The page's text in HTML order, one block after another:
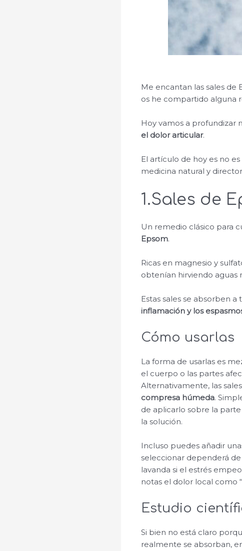
Me encantan las sales de
os he compartido alguna
Hoy vamos a profundizar
el dolor articular.
El artículo de hoy es no
medicina natural y
1.Sales de
Un remedio clásico para
Epsom.
Ricas en magnesio y
obtenían hirviendo aguas
Estas sales se absorben a
inflamación y los
Cómo usarlas
La forma de usarlas es
el cuerpo o las partes
Alternativamente, las
compresa húmeda.
de aplicarlo sobre la
la solución.
Incluso puedes añadir
seleccionar dependerá
lavanda si el estrés
notas el dolor local como
Estudio
Si bien no está claro
realmente se absorban,